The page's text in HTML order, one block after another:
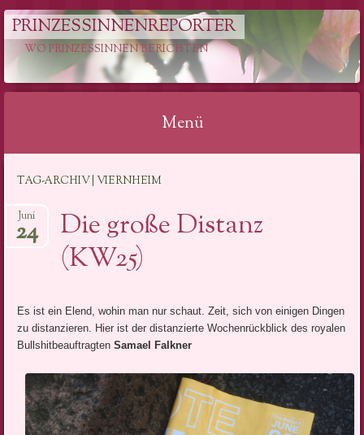
PRINZESSINNENREPORTER
WO PRINZESSINNEN BERICHTEN
Menü
Inhalt
TAG-ARCHIV | VIERNHEIM
Die große Distanz
(KW25)
Juni
24
Es ist ein Elend, wohin man nur schaut. Zeit, sich von einigen Dingen
zu distanzieren. Hier ist der distanzierte Wochenrückblick des royalen
BullshitbeauftragtenSamael Falkner